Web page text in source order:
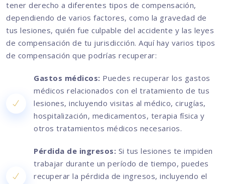
tener derecho a diferentes tipos de compensación,
dependiendo de varios factores, como la gravedad de
tus lesiones, quién fue culpable del accidente y las leyes
de compensación de tu jurisdicción. Aquí hay varios tipos
de compensación que podrías recuperar:
Gastos médicos: Puedes recuperar los gastos
médicos relacionados con el tratamiento de tus
lesiones, incluyendo visitas al médico, cirugías,
hospitalización, medicamentos, terapia física y
otros tratamientos médicos necesarios.
Pérdida de ingresos: Si tus lesiones te impiden
trabajar durante un período de tiempo, puedes
recuperar la pérdida de ingresos, incluyendo el